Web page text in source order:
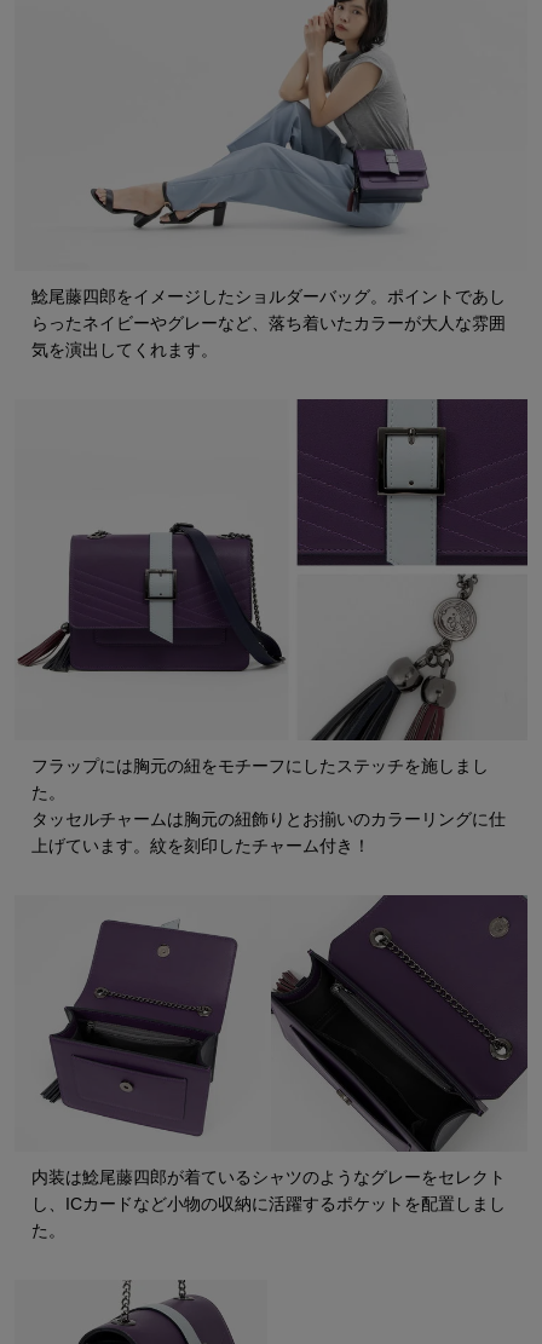
鯰尾藤四郎をイメージしたショルダーバッグ。ポイントであし
らったネイビーやグレーなど、落ち着いたカラーが大人な雰囲
気を演出してくれます。
フラップには胸元の紐をモチーフにしたステッチを施しまし
た。
タッセルチャームは胸元の紐飾りとお揃いのカラーリングに仕
上げています。紋を刻印したチャーム付き！
内装は鯰尾藤四郎が着ているシャツのようなグレーをセレクト
し、ICカードなど小物の収納に活躍するポケットを配置しまし
た。